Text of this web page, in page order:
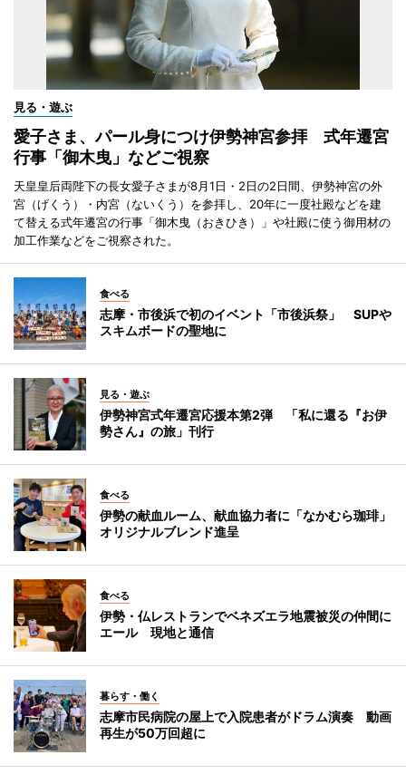
見る・遊ぶ
愛子さま、パール身につけ伊勢神宮参拝 式年遷宮
行事「御木曳」などご視察
天皇皇后両陛下の長女愛子さまが8月1日・2日の2日間、伊勢神宮の外
宮（げくう）・内宮（ないくう）を参拝し、20年に一度社殿などを建
て替える式年遷宮の行事「御木曳（おきひき）」や社殿に使う御用材の
加工作業などをご視察された。
食べる
志摩・市後浜で初のイベント「市後浜祭」 SUPや
スキムボードの聖地に
見る・遊ぶ
伊勢神宮式年遷宮応援本第2弾 「私に還る『お伊
勢さん』の旅」刊行
食べる
伊勢の献血ルーム、献血協力者に「なかむら珈琲」
オリジナルブレンド進呈
食べる
伊勢・仏レストランでベネズエラ地震被災の仲間に
エール 現地と通信
暮らす・働く
志摩市民病院の屋上で入院患者がドラム演奏 動画
再生が50万回超に